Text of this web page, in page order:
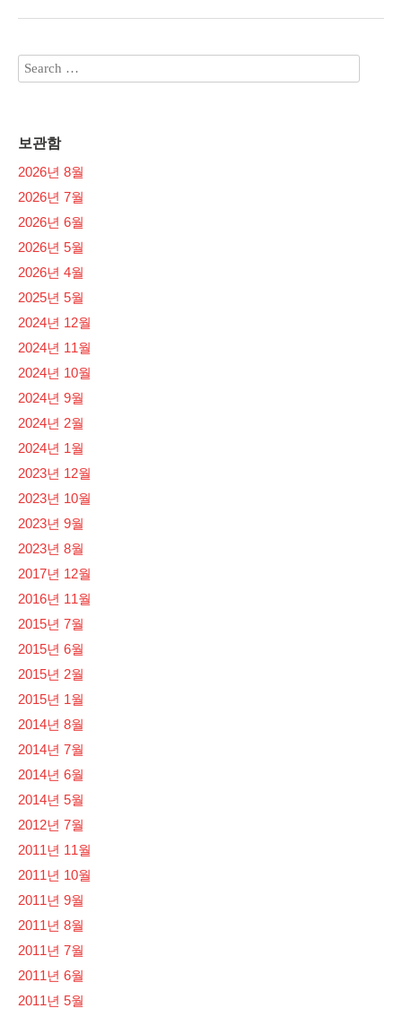
보관함
2026년 8월
2026년 7월
2026년 6월
2026년 5월
2026년 4월
2025년 5월
2024년 12월
2024년 11월
2024년 10월
2024년 9월
2024년 2월
2024년 1월
2023년 12월
2023년 10월
2023년 9월
2023년 8월
2017년 12월
2016년 11월
2015년 7월
2015년 6월
2015년 2월
2015년 1월
2014년 8월
2014년 7월
2014년 6월
2014년 5월
2012년 7월
2011년 11월
2011년 10월
2011년 9월
2011년 8월
2011년 7월
2011년 6월
2011년 5월